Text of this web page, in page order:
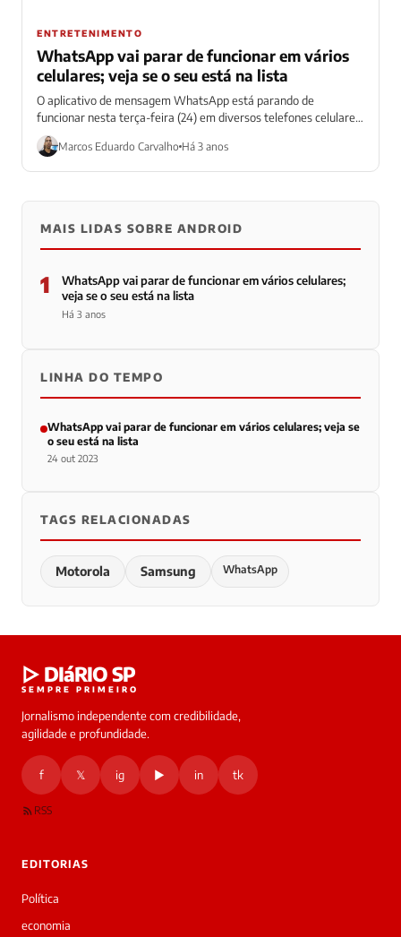
ENTRETENIMENTO
WhatsApp vai parar de funcionar em vários
celulares; veja se o seu está na lista
O aplicativo de mensagem WhatsApp está parando de
funcionar nesta terça-feira (24) em diversos telefones celulares
da marca Android. No entanto, ainda...
Marcos Eduardo Carvalho Há 3 anos
MAIS LIDAS SOBRE ANDROID
1
WhatsApp vai parar de funcionar em vários celulares;
veja se o seu está na lista
Há 3 anos
LINHA DO TEMPO
WhatsApp vai parar de funcionar em vários celulares; veja se
o seu está na lista
24 out 2023
TAGS RELACIONADAS
Motorola Samsung WhatsApp
▷ DIáRIO SP
SEMPRE PRIMEIRO
Jornalismo independente com credibilidade,
agilidade e profundidade.
f 𝕏 ig ▶ in tk
RSS
EDITORIAS
Política
economia